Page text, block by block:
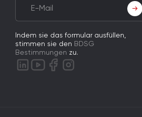
Indem sie das formular ausfüllen,
stimmen sie den BDSG
Bestimmungen zu.